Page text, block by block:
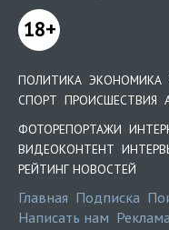
18+
ПОЛИТИКА ЭКОНОМИКА
СПОРТ ПРОИСШЕСТВИЯ
ФОТОРЕПОРТАЖИ
ВИДЕОКОНТЕНТ
РЕЙТИНГ НОВОСТЕЙ
Главная Подписка
Написать нам